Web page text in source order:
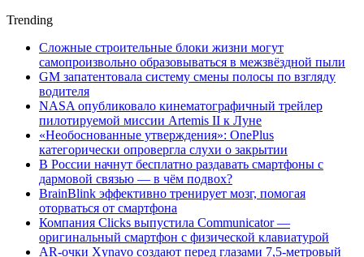
Trending
Сложные строительные блоки жизни могут
самопроизвольно образовываться в межзвёздной пыли
GM запатентовала систему смены полосы по взгляду
водителя
NASA опубликовало кинематографичный трейлер
пилотируемой миссии Artemis II к Луне
«Необоснованные утверждения»: OnePlus
категорически опровергла слухи о закрытии
В России начнут бесплатно раздавать смартфоны с
дармовой связью — в чём подвох?
BrainBlink эффективно тренирует мозг, помогая
оторваться от смартфона
Компания Clicks выпустила Communicator —
оригинальный смартфон с физической клавиатурой
AR-очки Xynavo создают перед глазами 7,5-метровый